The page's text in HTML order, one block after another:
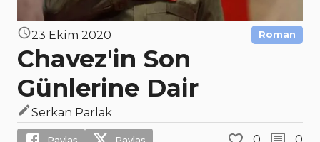
23 Ekim 2020 Roman
Chavez'in Son
Günlerine Dair
Serkan Parlak